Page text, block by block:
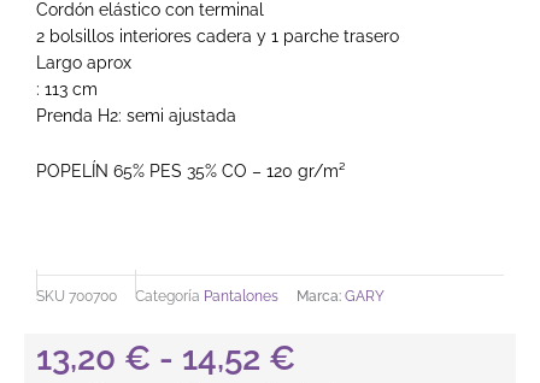
Cordón elástico con terminal
2 bolsillos interiores cadera y 1 parche trasero
Largo aprox
: 113 cm
Prenda H2: semi ajustada
POPELÍN 65% PES 35% CO – 120 gr/m²
SKU 700700 Categoría Pantalones Marca: GARY
13,20 € - 14,52 €